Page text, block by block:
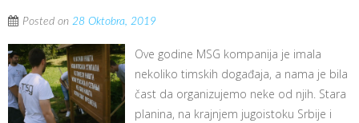
Posted on 28 Oktobra, 2019
Ove godine MSG kompanija je imala
nekoliko timskih događaja, a nama je bila
čast da organizujemo neke od njih. Stara
planina, na krajnjem jugoistoku Srbije i